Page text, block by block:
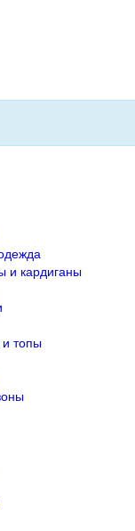
и кардиганы
топы